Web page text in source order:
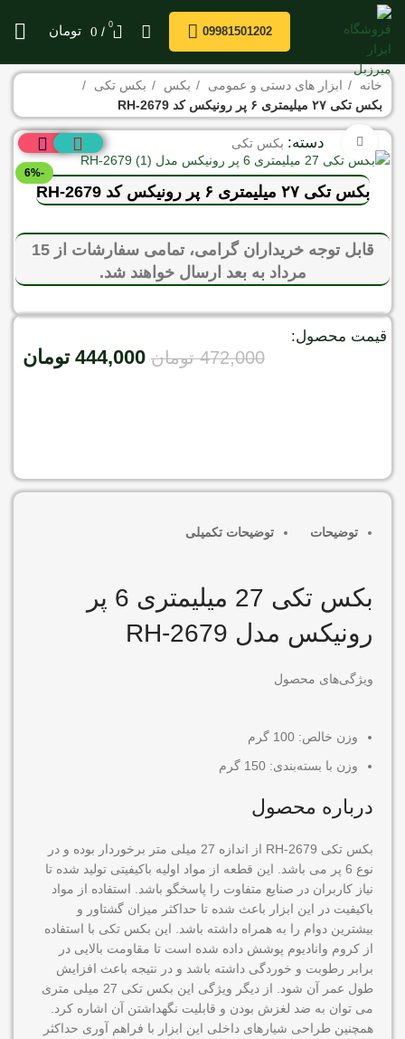
09981501202
0
/
0 تومان
خانه ابزار های دستی و عمومی بکس
بکس تکی
بکس تکی ۲۷ میلیمتری ۶ پر رونیکس کد RH-2679
دسته: بکس تکی
-6%
برای بزرگنمایی کلیک کنید
بکس تکی ۲۷ میلیمتری ۶ پر رونیکس کد RH-2679
قابل توجه خریداران گرامی، تمامی سفارشات از 15
مرداد به بعد ارسال خواهند شد.
قیمت محصول:
472,000 تومان 444,000 تومان
توضیحات توضیحات تکمیلی
بکس تکی 27 میلیمتری 6 پر
رونیکس مدل RH-2679
ویژگی‌های محصول
وزن خالص: 100 گرم
وزن با بسته‌بندی: 150 گرم
درباره محصول
بکس تکی RH-2679 از اندازه 27 میلی متر برخوردار بوده و در
نوع 6 پر می باشد. این قطعه از مواد اولیه باکیفیتی تولید شده تا
نیاز کاربران در صنایع متفاوت را پاسخگو باشد. استفاده از مواد
باکیفیت در این ابزار باعث شده تا حداکثر میزان گشتاور و
بیشترین دوام را به همراه داشته باشد. این بکس تکی با استفاده
از کروم وانادیوم پوشش داده شده است تا مقاومت بالایی در
برابر رطوبت و خوردگی داشته باشد و در نتیجه باعث افزایش
طول عمر آن شود. از دیگر ویژگی این بکس تکی 27 میلی متری
می توان به ضد لغزش بودن و قابلیت نگهداشتن آن اشاره کرد.
همچنین طراحی شیارهای داخلی این ابزار با فراهم آوری حداکثر